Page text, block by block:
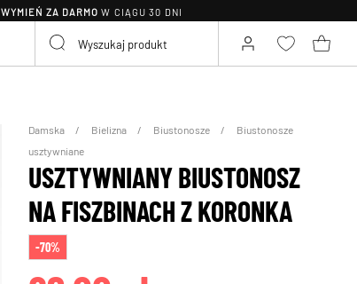
WYMIEŃ ZA DARMO W CIĄGU 30 DNI
Damska Bielizna Biustonosze
Biustonosze
usztywniane
USZTYWNIANY BIUSTONOSZ
NA FISZBINACH Z KORONKA
-70%